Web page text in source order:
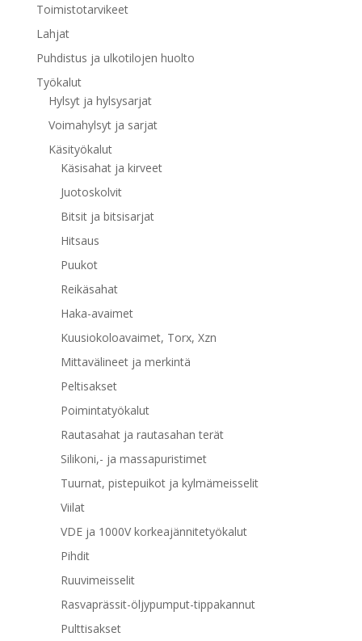
Toimistotarvikeet
Lahjat
Puhdistus ja ulkotilojen huolto
Työkalut
Hylsyt ja hylsysarjat
Voimahylsyt ja sarjat
Käsityökalut
Käsisahat ja kirveet
Juotoskolvit
Bitsit ja bitsisarjat
Hitsaus
Puukot
Reikäsahat
Haka-avaimet
Kuusiokoloavaimet, Torx, Xzn
Mittavälineet ja merkintä
Peltisakset
Poimintatyökalut
Rautasahat ja rautasahan terät
Silikoni,- ja massapuristimet
Tuurnat, pistepuikot ja kylmämeisselit
Viilat
VDE ja 1000V korkeajännitetyökalut
Pihdit
Ruuvimeisselit
Rasvaprässit-öljypumput-tippakannut
Pulttisakset